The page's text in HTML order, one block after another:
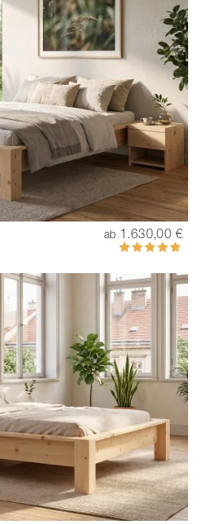
ab 1.630,00 €
Bewertung:
100%